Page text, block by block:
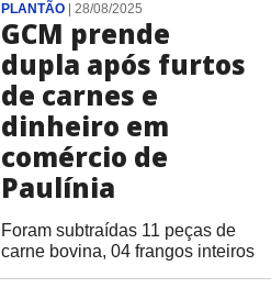
PLANTÃO| 28/08/2025
GCM prende
dupla após furtos
de carnes e
dinheiro em
comércio de
Paulínia
Foram subtraídas 11 peças de
carne bovina, 04 frangos inteiros